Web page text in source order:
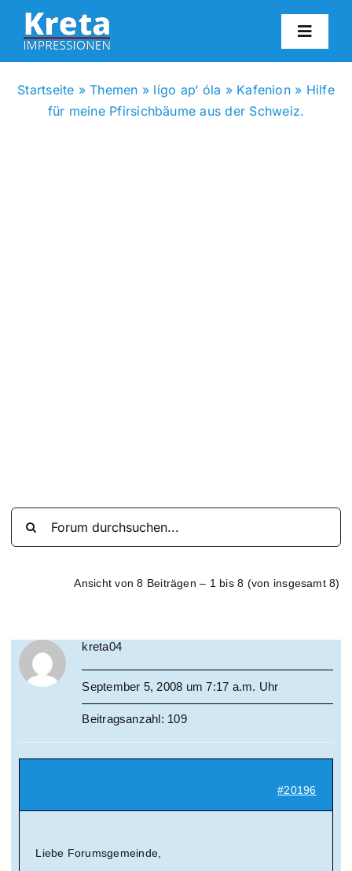
Zum
Inhalt
springen
Startseite »Themen » lígo ap‘ óla » Kafenion» Hilfe
für meine Pfirsichbäume aus der Schweiz.
Ansicht von 8 Beiträgen – 1 bis 8 (von insgesamt 8)
kreta04
September 5, 2008 um 7:17 a.m. Uhr
Beitragsanzahl: 109
#20196
Liebe Forumsgemeinde,